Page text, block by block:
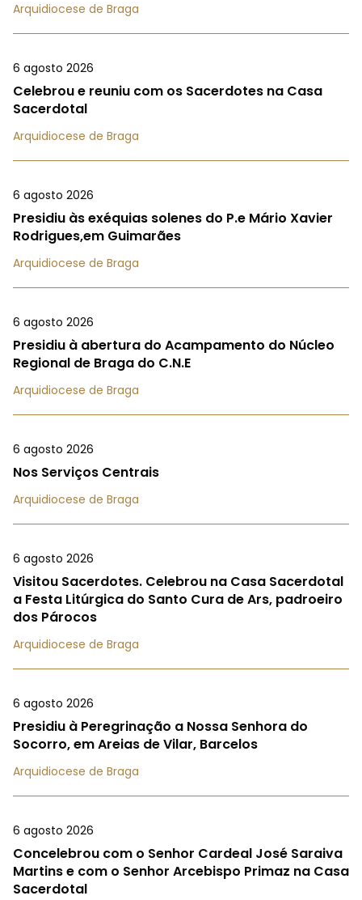
Arquidiocese de Braga
6 agosto 2026
Celebrou e reuniu com os Sacerdotes na Casa
Sacerdotal
Arquidiocese de Braga
6 agosto 2026
Presidiu às exéquias solenes do P.e Mário Xavier
Rodrigues,em Guimarães
Arquidiocese de Braga
6 agosto 2026
Presidiu à abertura do Acampamento do Núcleo
Regional de Braga do C.N.E
Arquidiocese de Braga
6 agosto 2026
Nos Serviços Centrais
Arquidiocese de Braga
6 agosto 2026
Visitou Sacerdotes. Celebrou na Casa Sacerdotal
a Festa Litúrgica do Santo Cura de Ars, padroeiro
dos Párocos
Arquidiocese de Braga
6 agosto 2026
Presidiu à Peregrinação a Nossa Senhora do
Socorro, em Areias de Vilar, Barcelos
Arquidiocese de Braga
6 agosto 2026
Concelebrou com o Senhor Cardeal José Saraiva
Martins e com o Senhor Arcebispo Primaz na Casa
Sacerdotal